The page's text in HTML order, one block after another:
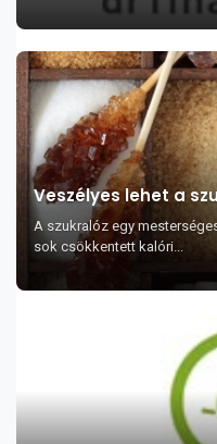
Veszélyes lehet a
A szukralóz egy
sok csökkentett kalóri...